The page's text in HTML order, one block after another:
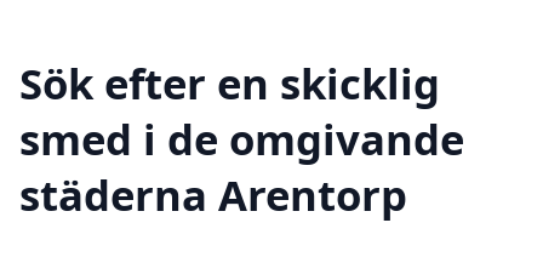
Sök efter en skicklig
smed i de omgivande
städerna Arentorp